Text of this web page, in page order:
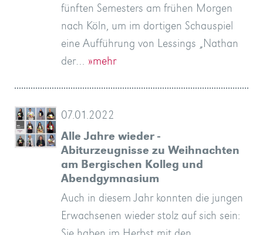
fünften Semesters am frühen Morgen
nach Köln, um im dortigen Schauspiel
eine Aufführung von Lessings „Nathan
der… »mehr
07.01.2022
Alle Jahre wieder -
Abiturzeugnisse zu Weihnachten
am Bergischen Kolleg und
Abendgymnasium
Auch in diesem Jahr konnten die jungen
Erwachsenen wieder stolz auf sich sein: